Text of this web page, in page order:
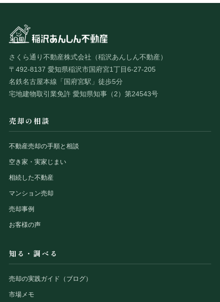
さくら通り不動産株式会社（稲沢あんしん不動産）
〒492-8137 愛知県稲沢市国府宮1丁目6-27-205
名鉄名古屋本線「国府宮駅」徒歩5分
宅地建物取引業免許 愛知県知事（2）第24543号
売却の相談
不動産売却の手順と相談
空き家・実家じまい
相続した不動産
マンション売却
売却事例
お客様の声
知る・調べる
売却の実践ガイド（ブログ）
市場メモ